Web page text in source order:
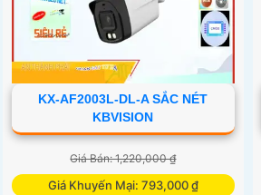
KX-AF2003L-DL-A SẮC NÉT
KBVISION
Giá Bán: 1,220,000 ₫
Giá Khuyến Mại: 793,000 ₫